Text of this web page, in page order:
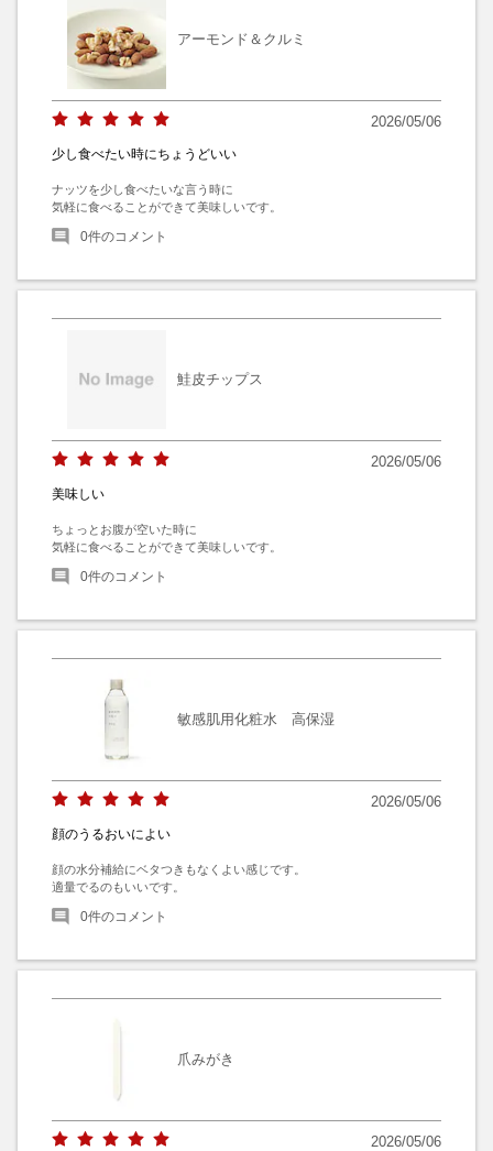
アーモンド＆クルミ
2026/05/06
少し食べたい時にちょうどいい
ナッツを少し食べたいな言う時に
気軽に食べることができて美味しいです。
0件のコメント
鮭皮チップス
2026/05/06
美味しい
ちょっとお腹が空いた時に
気軽に食べることができて美味しいです。
0件のコメント
敏感肌用化粧水 高保湿
2026/05/06
顔のうるおいによい
顔の水分補給にベタつきもなくよい感じです。
適量でるのもいいです。
0件のコメント
爪みがき
2026/05/06